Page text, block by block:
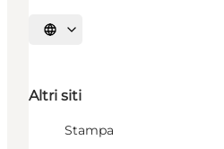
Seleziona la lingua
Altri siti
Stampa